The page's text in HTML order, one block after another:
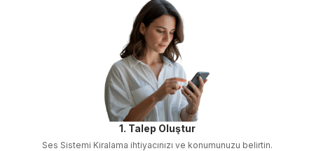
1. Talep Oluştur
Ses Sistemi Kiralama ihtiyacınızı ve konumunuzu belirtin.